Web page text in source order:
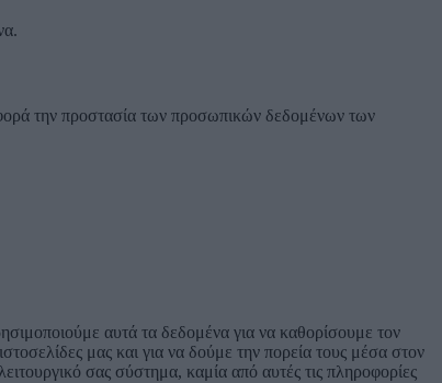
την προστασία των προσωπικών δεδομένων των
αυτά τα δεδομένα για να καθορίσουμε τον
μας και για να δούμε την πορεία τους μέσα στον
σας σύστημα, καμία από αυτές τις πληροφορίες